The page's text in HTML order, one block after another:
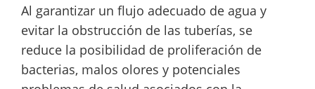
Al garantizar un flujo adecuado de agua y
evitar la obstrucción de las tuberías, se
reduce la posibilidad de proliferación de
bacterias, malos olores y potenciales